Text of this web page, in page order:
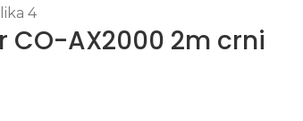
CO-AX2000 2m crni